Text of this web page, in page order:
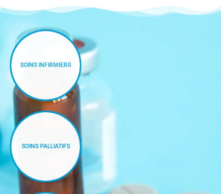
SOINS INFIRMIERS
SOINS PALLIATIFS